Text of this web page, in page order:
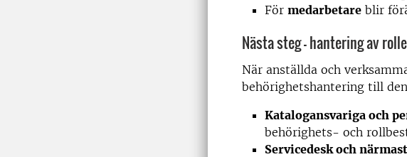
För medarbetare blir
Nästa steg – hantering av
När anställda och
behörighetshantering till
Katalogansvariga och
behörighets- och
Servicedesk och